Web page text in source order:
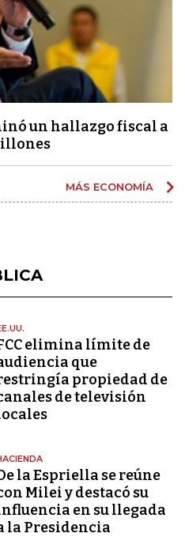
un hallazgo fiscal a
MÁS ECONOMÍA
elimina límite de
que
propiedad de
de televisión
la Espriella se reúne
Milei y destacó su
en su llegada
la Presidencia